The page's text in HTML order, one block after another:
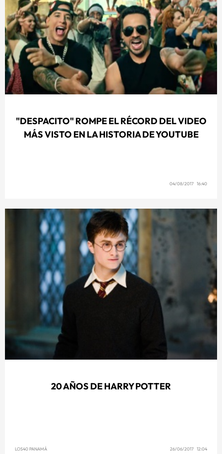
"DESPACITO" ROMPE EL RÉCORD DEL VIDEO
MÁS VISTO EN LA HISTORIA DE YOUTUBE
04/08/2017 16:40
20 AÑOS DE HARRY POTTER
LOS40 PANAMÁ 26/06/2017 12:04